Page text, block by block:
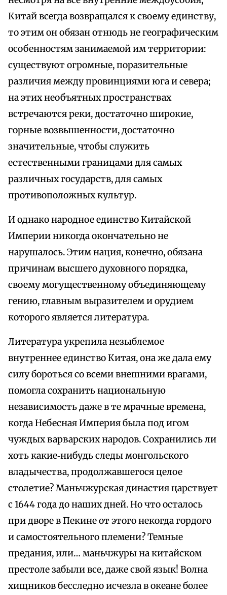
Китай всегда возвращался к своему единству,
то этим он обязан отнюдь не географическим
особенностям занимаемой им территории:
существуют огромные, поразительные
различия между провинциями юга и севера;
на этих необъятных пространствах
встречаются реки, достаточно широкие,
горные возвышенности, достаточно
значительные, чтобы служить
естественными границами для самых
различных государств, для самых
противоположных культур.
И однако народное единство Китайской
Империи никогда окончательно не
нарушалось. Этим нация, конечно, обязана
причинам высшего духовного порядка,
своему могущественному объединяющему
гению, главным выразителем и орудием
которого является литература.
Литература укрепила незыблемое
внутреннее единство Китая, она же дала ему
силу бороться со всеми внешними врагами,
помогла сохранить национальную
независимость даже в те мрачные времена,
когда Небесная Империя была под игом
чуждых варварских народов. Сохранились ли
хоть какие‑нибудь следы монгольского
владычества, продолжавшегося целое
столетие? Маньчжурская династия царствует
с 1644 года до наших дней. Но что осталось
при дворе в Пекине от этого некогда гордого
и самостоятельного племени? Темные
предания, или… маньчжуры на китайском
престоле забыли все, даже свой язык! Волна
хищников бесследно исчезла в океане более